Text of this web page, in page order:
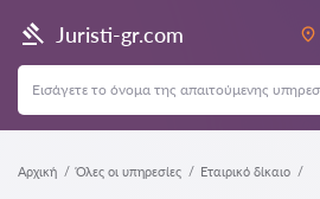
Juristi-gr.com
Αρχική Όλες οι υπηρεσίες Εταιρικό δίκαιο